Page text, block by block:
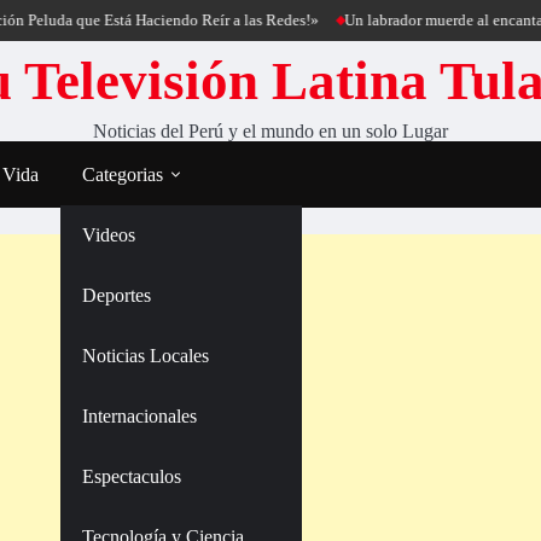
que Está Haciendo Reír a las Redes!» Un labrador muerde al encantador
Televisión Latina
Noticias del Perú y el mundo en un solo Lugar
Categorias
Videos
Deportes
Noticias Locales
Internacionales
Espectaculos
Tecnología y Ciencia